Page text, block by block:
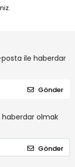
ile haberdar
Gönder
olmak
Gönder